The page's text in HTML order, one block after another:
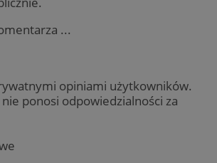
...
opiniami użytkowników.
ponosi odpowiedzialności za